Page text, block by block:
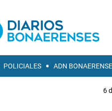
POLICIALES ADN BONAERENSE
6